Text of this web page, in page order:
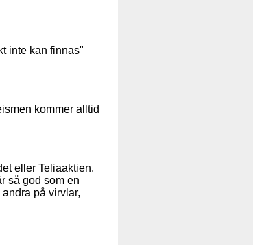
inte kan finnas"
kommer alltid
eller Teliaaktien.
så god som en
på virvlar,